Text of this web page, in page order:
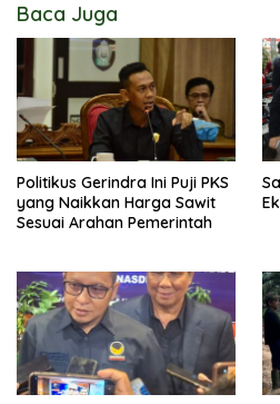
Baca Juga
Politikus Gerindra Ini Puji PKS
yang Naikkan Harga Sawit
Sesuai Arahan Pemerintah